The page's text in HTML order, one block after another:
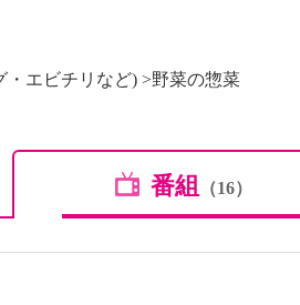
エビチリなど) >野菜の惣菜
番組 （16）